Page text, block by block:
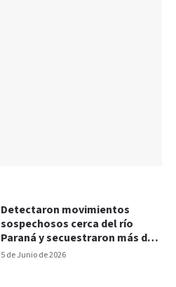
5 de Junio de 2026
Detectaron movimientos
sospechosos cerca del río
Paraná y secuestraron más de
600 kilos de droga